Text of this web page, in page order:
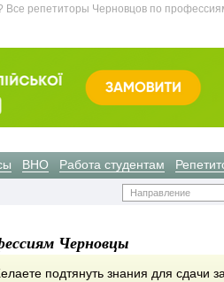
репетиторы Черновцов по
ВНО Работа студентам
Направление
Черновцы
подтянуть знания для сдачи